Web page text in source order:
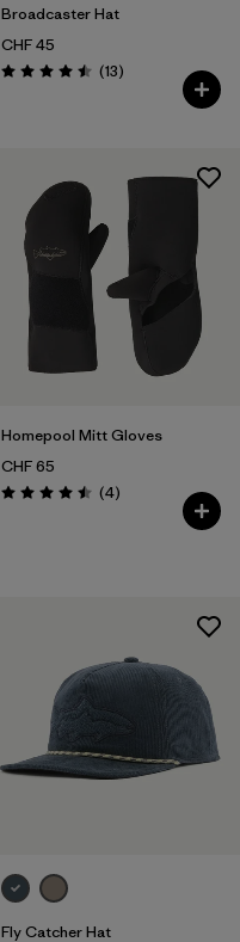
Broadcaster Hat
CHF 45
Évaluation: 4.5 / 5
(13Avis
)
Homepool Mitt Gloves
CHF 65
Évaluation: 4.5 / 5
(4Avis
)
Fly Catcher Hat